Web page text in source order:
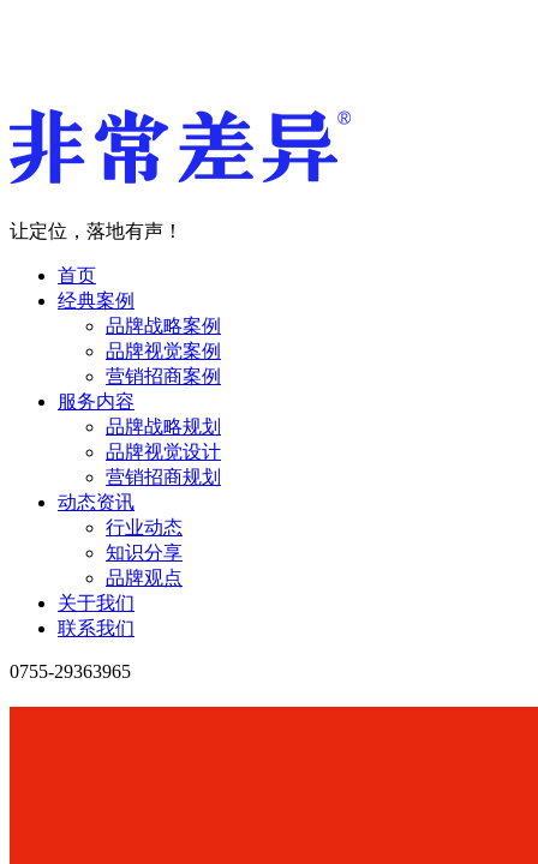
让定位，落地有声！
首页
经典案例
品牌战略案例
品牌视觉案例
营销招商案例
服务内容
品牌战略规划
品牌视觉设计
营销招商规划
动态资讯
行业动态
知识分享
品牌观点
关于我们
联系我们
0755-29363965